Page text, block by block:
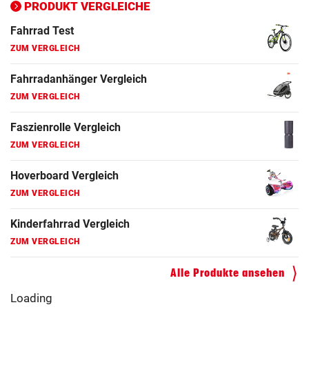
PRODUKT VERGLEICHE
Fahrrad Test
ZUM VERGLEICH
Fahrradanhänger Vergleich
ZUM VERGLEICH
Faszienrolle Vergleich
ZUM VERGLEICH
Hoverboard Vergleich
ZUM VERGLEICH
Kinderfahrrad Vergleich
ZUM VERGLEICH
Alle Produkte ansehen